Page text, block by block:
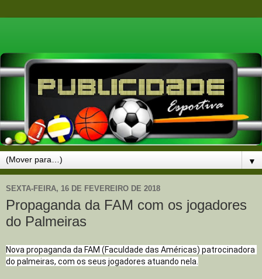
▼
SEXTA-FEIRA, 16 DE FEVEREIRO DE 2018
Propaganda da FAM com os jogadores
do Palmeiras
Nova propaganda da FAM (Faculdade das Américas) patrocinadora
do palmeiras, com os seus jogadores atuando nela.